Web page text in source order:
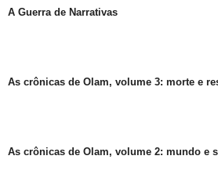
A Guerra de Narrativas
As crônicas de Olam, volume 3: morte e
As crônicas de Olam, volume 2: mundo e